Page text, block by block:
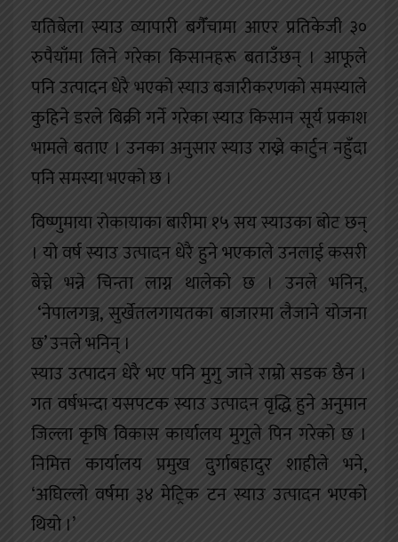
यतिबेला स्याउ व्यापारी बगैँचामा आएर प्रतिकेजी ३०
रुपैयाँमा लिने गरेका किसानहरू बताउँछन् । आफूले
पनि उत्पादन धेरै भएको स्याउ बजारीकरणको समस्याले
कुहिने डरले बिक्री गर्ने गरेका स्याउ किसान सूर्य प्रकाश
भामले बताए । उनका अनुसार स्याउ राख्ने कार्टुन नहुँदा
पनि समस्या भएको छ ।
विष्णुमाया रोकायाका बारीमा १५ सय स्याउका बोट छन्
। यो वर्ष स्याउ उत्पादन धेरै हुने भएकाले उनलाई कसरी
बेच्ने भन्ने चिन्ता लाग्न थालेको छ । उनले भनिन्,
‘नेपालगञ्ज, सुर्खेतलगायतका बाजारमा लैजाने योजना
छ’ उनले भनिन् ।
स्याउ उत्पादन धेरै भए पनि मुगु जाने राम्रो सडक छैन ।
गत वर्षभन्दा यसपटक स्याउ उत्पादन वृद्धि हुने अनुमान
जिल्ला कृषि विकास कार्यालय मुगुले पिन गरेको छ ।
निमित्त कार्यालय प्रमुख दुर्गाबहादुर शाहीले भने,
‘अघिल्लो वर्षमा ३४ मेट्रिक टन स्याउ उत्पादन भएको
थियो ।’